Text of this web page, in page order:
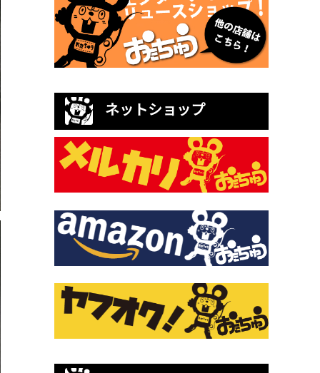
ネットショップ